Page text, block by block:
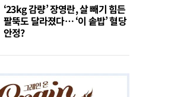
‘23kg 감량’ 장영란, 살 빼기 힘든
팔뚝도 달라졌다… ‘이 솥밥’ 혈당
안정?